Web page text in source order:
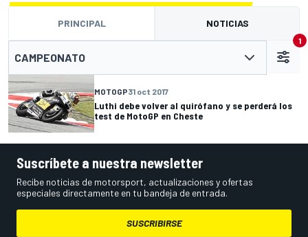
PRINCIPAL NOTICIAS
CAMPEONATO
1
MOTOGP31 oct 2017
Luthi debe volver al quirófano y se perderá los
test de MotoGP en Cheste
Suscríbete a nuestra newsletter
Recibe noticias de motorsport, actualizaciones y ofertas
especiales directamente en tu bandeja de entrada.
SUSCRIBIRSE